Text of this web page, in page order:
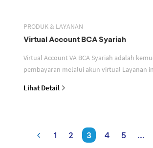
PRODUK & LAYANAN
Virtual Account BCA Syariah
Virtual Account VA BCA Syariah adalah kemudahan proses
pembayaran melalui akun virtual Layanan ini
setiap
Lihat Detail
1 2 3 4 5 ...